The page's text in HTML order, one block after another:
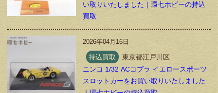
い取りいたしました｜環七ホビーの持込
買取
2026年04月16日
持込買取
東京都江戸川区
ニンコ 1/32 ACコブラ イエロースポーツ
スロットカーをお買い取りいたしました